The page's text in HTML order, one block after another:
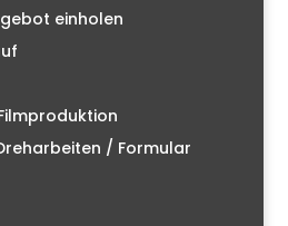
einholen
/ Formular